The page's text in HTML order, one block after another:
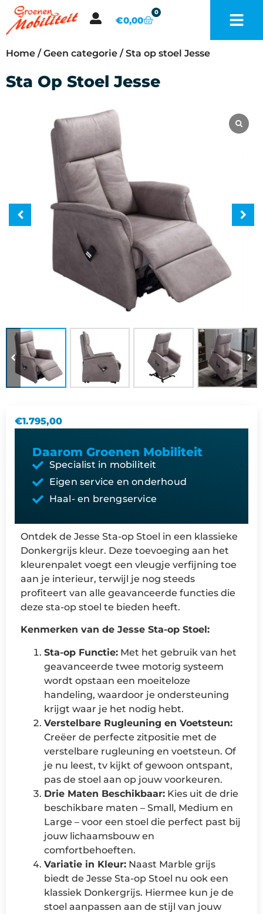
€0,00
0
Home /Geen categorie / Sta op stoel Jesse
Sta Op Stoel Jesse
€1.795,00
Daarom Groenen Mobiliteit
Specialist in mobiliteit
Eigen service en onderhoud
Haal- en brengservice
Ontdek de Jesse Sta-op Stoel in een klassieke
Donkergrijs kleur. Deze toevoeging aan het
kleurenpalet voegt een vleugje verfijning toe
aan je interieur, terwijl je nog steeds
profiteert van alle geavanceerde functies die
deze sta-op stoel te bieden heeft.
Kenmerken van de Jesse Sta-op Stoel:
Sta-op Functie: Met het gebruik van het
geavanceerde twee motorig systeem
wordt opstaan een moeiteloze
handeling, waardoor je ondersteuning
krijgt waar je het nodig hebt.
Verstelbare Rugleuning en Voetsteun:
Creëer de perfecte zitpositie met de
verstelbare rugleuning en voetsteun. Of
je nu leest, tv kijkt of gewoon ontspant,
pas de stoel aan op jouw voorkeuren.
Drie Maten Beschikbaar: Kies uit de drie
beschikbare maten – Small, Medium en
Large – voor een stoel die perfect past bij
jouw lichaamsbouw en
comfortbehoeften.
Variatie in Kleur: Naast Marble grijs
biedt de Jesse Sta-op Stoel nu ook een
klassiek Donkergrijs. Hiermee kun je de
stoel aanpassen aan de stijl van jouw